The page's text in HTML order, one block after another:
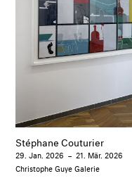
Stéphane Couturier
29. Jan. 2026 – 21. Mär. 2026
Christophe Guye Galerie